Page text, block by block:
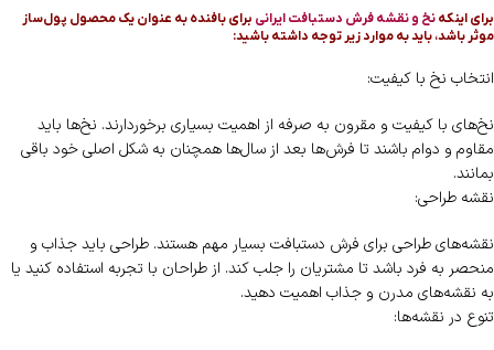
برای اینکهنخ و نقشه فرش دستبافت ایرانی برای بافنده به عنوان یک محصول پول‌ساز
موثر باشد، باید به موارد زیر توجه داشته باشید:
انتخاب نخ با کیفیت:
نخ‌های با کیفیت و مقرون به صرفه از اهمیت بسیاری برخوردارند. نخ‌ها باید
مقاوم و دوام باشند تا فرش‌ها بعد از سال‌ها همچنان به شکل اصلی خود باقی
بمانند.
نقشه طراحی:
نقشه‌های طراحی برای فرش دستبافت بسیار مهم هستند. طراحی باید جذاب و
منحصر به فرد باشد تا مشتریان را جلب کند. از طراحان با تجربه استفاده کنید یا
به نقشه‌های مدرن و جذاب اهمیت دهید.
تنوع در نقشه‌ها: